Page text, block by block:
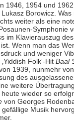
1954 und
Borowicz.
weiter als eine
Symphonie
im Klavierauszug
Wenn man das
und weniger
Folk‘-HitBaal
1939, nunmehr
des
weitere
heute wieder so
von Georges
Musik